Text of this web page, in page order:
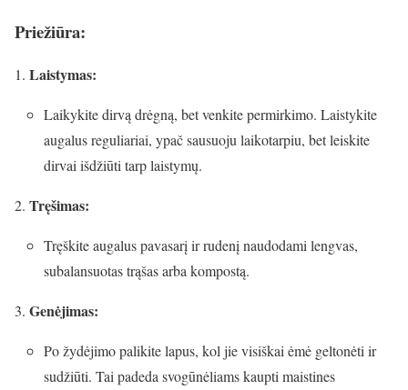
Priežiūra:
Laistymas:
Laikykite dirvą drėgną, bet venkite permirkimo. Laistykite
augalus reguliariai, ypač sausuoju laikotarpiu, bet leiskite
dirvai išdžiūti tarp laistymų.
Tręšimas:
Tręškite augalus pavasarį ir rudenį naudodami lengvas,
subalansuotas trąšas arba kompostą.
Genėjimas:
Po žydėjimo palikite lapus, kol jie visiškai ėmė geltonėti ir
sudžiūti. Tai padeda svogūnėliams kaupti maistines